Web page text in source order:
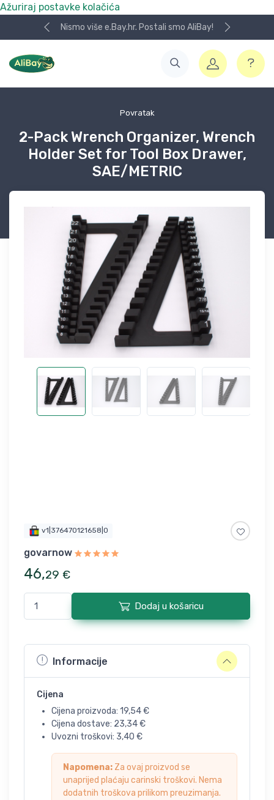
Ažuriraj postavke kolačića
Nismo više e.Bay.hr. Postali smo AliBay!
Povratak
2-Pack Wrench Organizer, Wrench
Holder Set for Tool Box Drawer,
SAE/METRIC
v1|376470121658|0
govarnow
46,29 €
Dodaj u košaricu
Informacije
Cijena
Cijena proizvoda: 19,54€
Cijena dostave: 23,34€
Uvozni troškovi: 3,40 €
Napomena: Za ovaj proizvod se
unaprijed plaćaju carinski troškovi. Nema
dodatnih troškova prilikom preuzimanja.